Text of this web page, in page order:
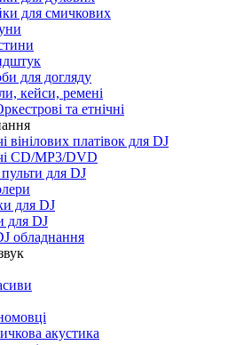
для смичкових
для догляду
кейси, ремені
та етнічні
вінілових платівок для DJ
CD/MP3/DVD
для DJ
для DJ
для DJ
обладнання
акустика